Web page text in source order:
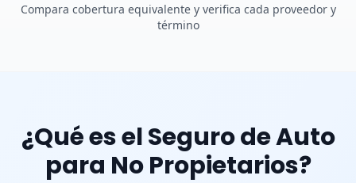
Compara cobertura equivalente y verifica cada proveedor y
término
¿Qué es el Seguro de Auto
para No Propietarios?